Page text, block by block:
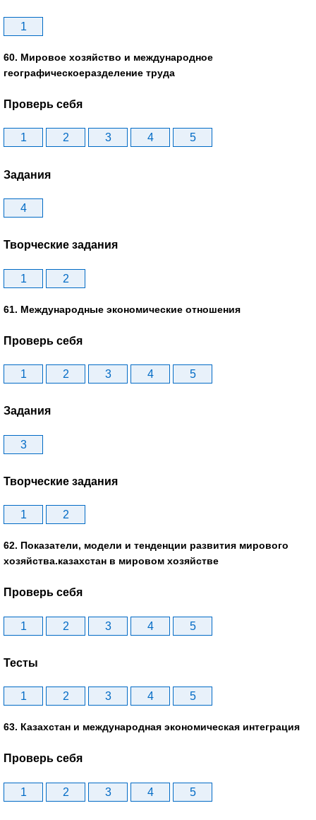
1
60. Мировое хозяйство и международное
географическоеразделение труда
Проверь себя
1 2 3 4 5
Задания
4
Творческие задания
1 2
61. Международные экономические отношения
Проверь себя
1 2 3 4 5
Задания
3
Творческие задания
1 2
62. Показатели, модели и тенденции развития мирового
хозяйства.казахстан в мировом хозяйстве
Проверь себя
1 2 3 4 5
Тесты
1 2 3 4 5
63. Казахстан и международная экономическая интеграция
Проверь себя
1 2 3 4 5